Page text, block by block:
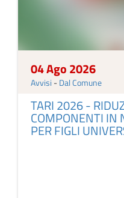
04 Ago 2026
Avvisi - Dal Comune
TARI 2026 -
COMPONENTI IN
PER FIGLI